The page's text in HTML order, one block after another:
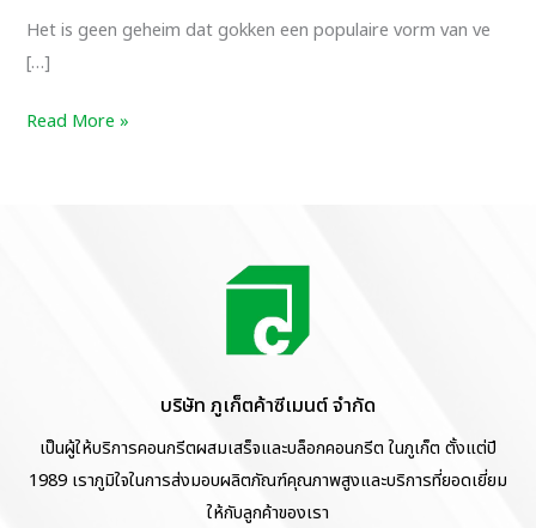
Het is geen geheim dat gokken een populaire vorm van ve
[…]
op
verantwoord
gebalanceerd
Read More »
บริษัท ภูเก็ตค้าซีเมนต์ จำกัด
เป็นผู้ให้บริการคอนกรีตผสมเสร็จและบล็อกคอนกรีต ในภูเก็ต ตั้งแต่ปี
1989 เราภูมิใจในการส่งมอบผลิตภัณฑ์คุณภาพสูงและบริการที่ยอดเยี่ยม
ให้กับลูกค้าของเรา